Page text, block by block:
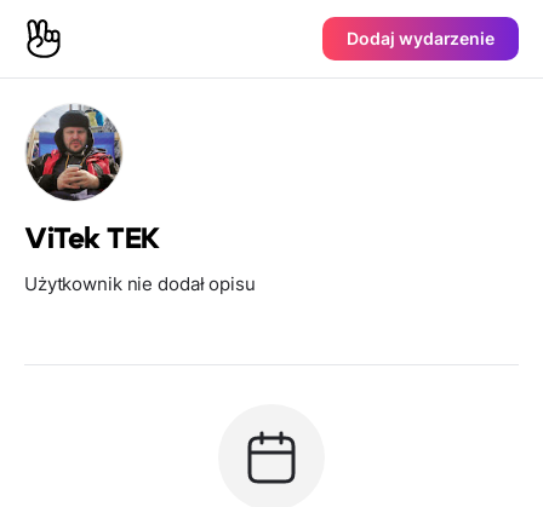
Dodaj wydarzenie
ViTek TEK
Użytkownik nie dodał opisu